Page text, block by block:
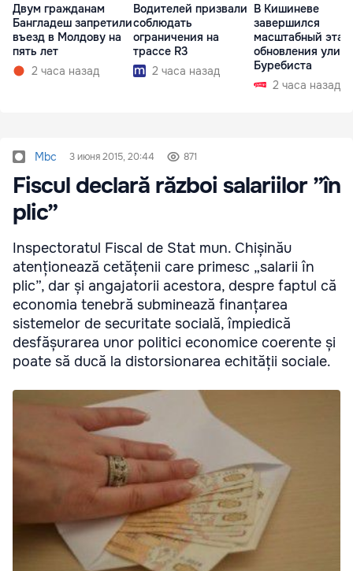
Двум гражданам
Бангладеш запретили
въезд в Молдову на
пять лет
2 часа назад
Водителей призвали
соблюдать
ограничения на
трассе R3
2 часа назад
В Кишиневе
завершился
масштабный этап
обновления
Буребиста
2 часа назад
Mbc 3 июня 2015, 20:44 871
Fiscul declară război salariilor ”în
plic”
Inspectoratul Fiscal de Stat mun. Chișinău
atenționează cetățenii care primesc „salarii în
plic”, dar și angajatorii acestora, despre faptul că
economia tenebră subminează finanțarea
sistemelor de securitate socială, împiedică
desfășurarea unor politici economice coerente și
poate să ducă la distorsionarea echității sociale.